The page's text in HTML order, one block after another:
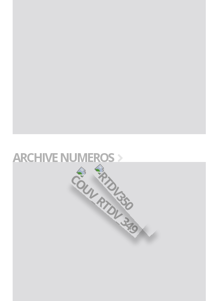
ARCHIVE NUMEROS